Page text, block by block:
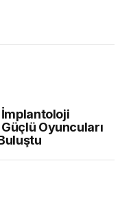
Oyuncuları